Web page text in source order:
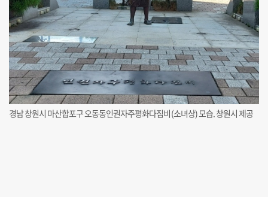
경남 창원시 마산합포구 오동동인권자주평화다짐비(소녀상) 모습. 창원시 제공